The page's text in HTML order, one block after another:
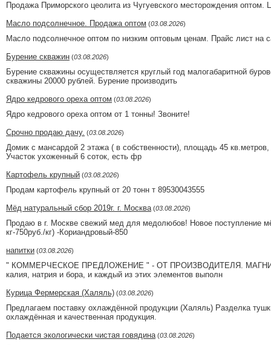
Продажа Приморского цеолита из Чугуевского месторождения
Масло подсолнечное. Продажа оптом (03.08.2026)
Масло подсолнечное оптом по низким оптовым ценам. Прайс лист
Бурение скважин (03.08.2026)
Бурение скважины осуществляется круглый год малогабаритной
скважины 20000 рублей. Бурение производить
Ядро кедрового ореха оптом (03.08.2026)
Ядро кедрового ореха оптом от 1 тонны! Звоните!
Срочно продаю дачу. (03.08.2026)
Домик с мансардой 2 этажа ( в собственности), площадь 45
Участок ухоженный 6 соток, есть фр
Картофель крупный (03.08.2026)
Продам картофель крупный от 20 тонн т 89530043555
Мёд натуральный сбор 2019г. г. Москва (03.08.2026)
Продаю в г. Москве свежий мед для медолюбов! Новое поступление
кг-750руб./кг) -Кориандровый-850
напитки (03.08.2026)
" КОММЕРЧЕСКОЕ ПРЕДЛОЖЕНИЕ " - ОТ ПРОИЗВОДИТЕЛЯ.
калия, натрия и бора, и каждый из этих элементов выполн
Курица Фермерская (Халяль) (03.08.2026)
Предлагаем поставку охлаждённой продукции (Халяль) Разделка
охлаждённая и качественная продукция.
Подается экологически чистая говядина (03.08.2026)